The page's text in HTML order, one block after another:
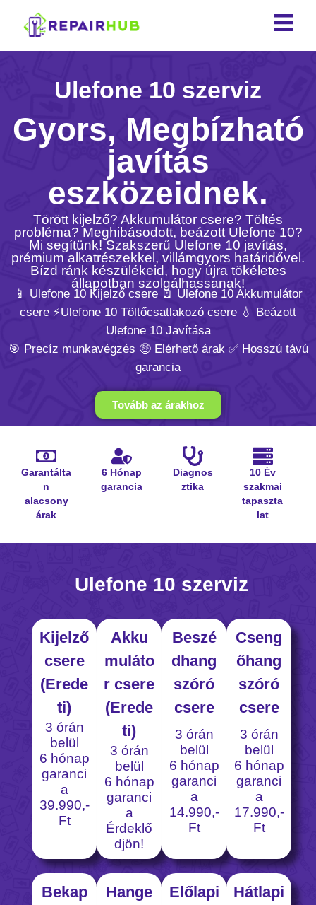
Ulefone 10 szerviz
Gyors, Megbízható
javítás
eszközeidnek.
Törött kijelző? Akkumulátor csere? Töltés
probléma? Meghibásodott, beázott Ulefone 10?
Mi segítünk! Szakszerű Ulefone 10 javítás,
prémium alkatrészekkel, villámgyors határidővel.
Bízd ránk készülékeid, hogy újra tökéletes
állapotban szolgálhassanak!
📱 Ulefone 10 Kijelző csere 🪫 Ulefone 10 Akkumulátor
csere ⚡️Ulefone 10 Töltőcsatlakozó csere 💧 Beázott
Ulefone 10 Javítása
🎯 Precíz munkavégzés 🤑 Elérhető árak ✅ Hosszú távú
garancia
Tovább az árakhoz
Garantálta
n
alacsony
árak
6 Hónap
garancia
Diagnos
ztika
10 Év
szakmai
tapaszta
lat
Ulefone 10 szerviz
Kijelző
csere
(Erede
ti)
3 órán
belül
6 hónap
garanci
a
39.990,-
Ft
Akku
muláto
r csere
(Erede
ti)
3 órán
belül
6 hónap
garanci
a
Érdeklő
djön!
Beszé
dhang
szóró
csere
3 órán
belül
6 hónap
garanci
a
14.990,-
Ft
Cseng
őhang
szóró
csere
3 órán
belül
6 hónap
garanci
a
17.990,-
Ft
Bekap
Hange
Előlapi
Hátlapi